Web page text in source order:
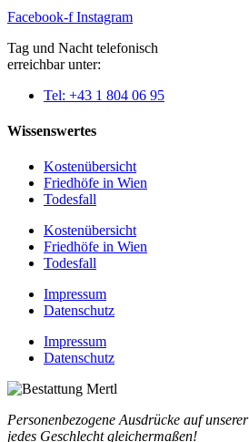
Facebook-f Instagram
Tag und Nacht telefonisch
erreichbar unter:
Tel: +43 1 804 06 95
Wissenswertes
Kostenübersicht
Friedhöfe in Wien
Todesfall
Kostenübersicht
Friedhöfe in Wien
Todesfall
Impressum
Datenschutz
Impressum
Datenschutz
Personenbezogene Ausdrücke auf
jedes Geschlecht gleichermaßen!